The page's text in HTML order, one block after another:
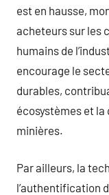
est en hausse,
acheteurs sur les
humains de
encourage le
durables,
écosystèmes et
minières.
Par ailleurs, la
l’authentification